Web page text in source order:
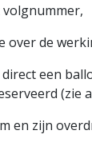
volgnummer,
over de
een
(zie
en zijn